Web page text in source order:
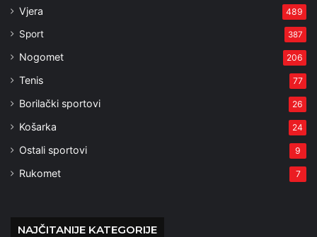
Vjera 489
Sport 387
Nogomet 206
Tenis 77
Borilački sportovi 26
Košarka 24
Ostali sportovi 9
Rukomet 7
NAJČITANIJE KATEGORIJE